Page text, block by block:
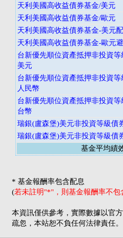
天利美國高收益債券基金/美元
天利美國高收益債券基金/歐元
天利美國高收益債券基金-美元
天利美國高收益債券基金-歐元
台新優先順位資產抵押非投資
美元
台新優先順位資產抵押非投資
人民幣
台新優先順位資產抵押非投資
台幣
瑞銀(盧森堡)美元非投資等級債
瑞銀(盧森堡)美元非投資等級債
基金平均績
* 基金報酬率包含配息
(若未註明"*"，則基金報酬率不
本資訊僅供參考，實際數據以官
疏忽，本站恕不負任何法律責任。